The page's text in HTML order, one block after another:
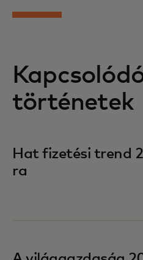
történetek
Hat fizetési trend
ra